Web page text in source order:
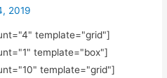
2019
template="grid"]
template="box"]
template="grid"]